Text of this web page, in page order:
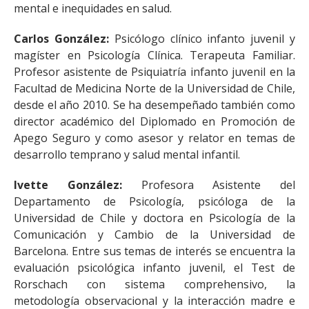
mental e inequidades en salud.
Carlos González:Psicólogo clínico infanto juvenil y
magíster en Psicología Clínica. Terapeuta Familiar.
Profesor asistente de Psiquiatría infanto juvenil en la
Facultad de Medicina Norte de la Universidad de Chile,
desde el año 2010. Se ha desempeñado también como
director académico del Diplomado en Promoción de
Apego Seguro y como asesor y relator en temas de
desarrollo temprano y salud mental infantil.
Ivette González:Profesora Asistente del
Departamento de Psicología, psicóloga de la
Universidad de Chile y doctora en Psicología de la
Comunicación y Cambio de la Universidad de
Barcelona. Entre sus temas de interés se encuentra la
evaluación psicológica infanto juvenil, el Test de
Rorschach con sistema comprehensivo, la
metodología observacional y la interacción madre e